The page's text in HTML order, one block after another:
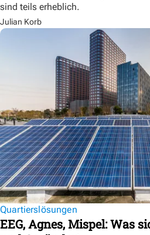
sind teils erheblich.
Julian Korb
Quartierslösungen
EEG, Agnes, Mispel: Was